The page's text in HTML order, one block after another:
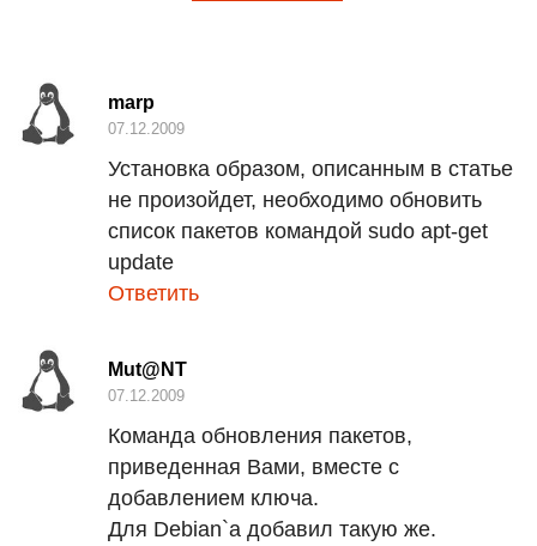
marp
07.12.2009
Установка образом, описанным в статье
не произойдет, необходимо обновить
список пакетов командой sudo apt-get
update
Ответить
Mut@NT
07.12.2009
Команда обновления пакетов,
приведенная Вами, вместе с
добавлением ключа.
Для Debian`а добавил такую же.